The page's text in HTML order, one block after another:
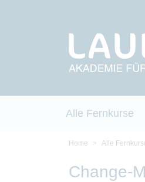
Alle Fernkurse
Home Alle
Change-